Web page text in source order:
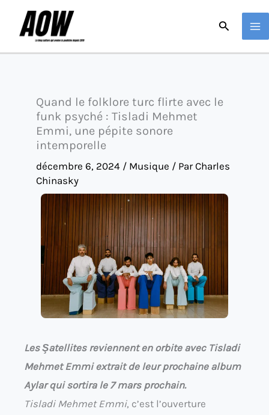
Quand le folklore turc flirte avec le
funk psyché : Tisladi Mehmet
Emmi, une pépite sonore
intemporelle
décembre 6, 2024 / Musique / ParCharles
Chinasky
Les Şatellites reviennent en orbite avec Tisladi
Mehmet Emmi extrait de leur prochaine album
Aylar qui sortira le 7 mars prochain.
Tisladi Mehmet Emmi, c’est l’ouverture